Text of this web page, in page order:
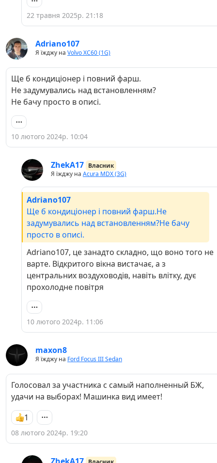
22 травня 2025р. 21:18
Adriano107
Я їжджу на Volvo XC60 (1G)
Ще б кондиціонер і повний фарш.
Не задумувались над встановленням?
Не бачу просто в описі.
10 лютого 2024р. 10:04
ZhekA17 Власник
Я їжджу на Acura MDX (3G)
Adriano107
Ще б кондиціонер і повний фарш.Не
задумувались над встановленням?Не бачу
просто в описі.
Adriano107, це занадто складно, що воно того не
варте. Відкритого вікна вистачає, а з
центральних воздуховодів, навіть влітку, дує
прохолодне повітря
10 лютого 2024р. 11:06
maxon8
Я їжджу на Ford Focus III Sedan
Голосовал за участника с самый наполненный БЖ,
удачи на выборах! Машинка вид имеет!
1
08 лютого 2024р. 19:20